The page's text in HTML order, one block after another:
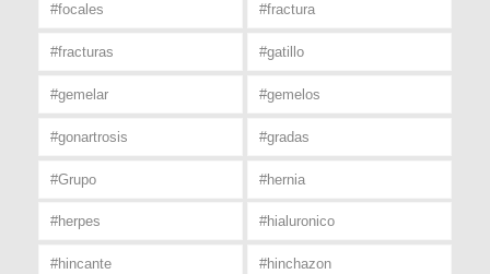
#focales #fractura
#fracturas #gatillo
#gemelar #gemelos
#gonartrosis #gradas
#Grupo #hernia
#herpes #hialuronico
#hincante #hinchazon